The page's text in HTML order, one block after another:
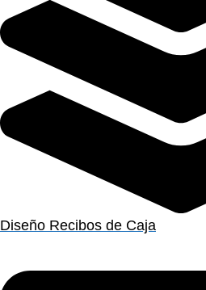
Diseño Recibos de Caja